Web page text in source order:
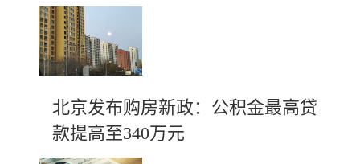
北京发布购房新政：公积金最高贷
款提高至340万元